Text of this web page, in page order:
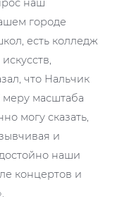
наш
городе
есть колледж
что Нальчик
меру масштаба
могу сказать,
и
наши
концертов и